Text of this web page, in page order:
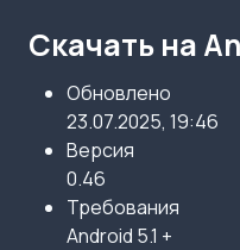
Скачать на
Обновлено
23.07.2025, 19:46
Версия
0.46
Требования
Android 5.1 +